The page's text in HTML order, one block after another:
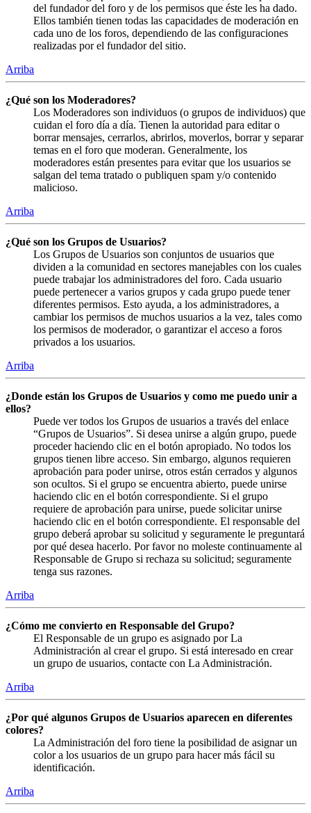
del fundador del foro y de los permisos que éste les ha dado.
Ellos también tienen todas las capacidades de moderación en
cada uno de los foros, dependiendo de las configuraciones
realizadas por el fundador del sitio.
Arriba
¿Qué son los Moderadores?
Los Moderadores son individuos (o grupos de individuos) que
cuidan el foro día a día. Tienen la autoridad para editar o
borrar mensajes, cerrarlos, abrirlos, moverlos, borrar y separar
temas en el foro que moderan. Generalmente, los
moderadores están presentes para evitar que los usuarios se
salgan del tema tratado o publiquen spam y/o contenido
malicioso.
Arriba
¿Qué son los Grupos de Usuarios?
Los Grupos de Usuarios son conjuntos de usuarios que
dividen a la comunidad en sectores manejables con los cuales
puede trabajar los administradores del foro. Cada usuario
puede pertenecer a varios grupos y cada grupo puede tener
diferentes permisos. Esto ayuda, a los administradores, a
cambiar los permisos de muchos usuarios a la vez, tales como
los permisos de moderador, o garantizar el acceso a foros
privados a los usuarios.
Arriba
¿Donde están los Grupos de Usuarios y como me puedo unir a
ellos?
Puede ver todos los Grupos de usuarios a través del enlace
“Grupos de Usuarios”. Si desea unirse a algún grupo, puede
proceder haciendo clic en el botón apropiado. No todos los
grupos tienen libre acceso. Sin embargo, algunos requieren
aprobación para poder unirse, otros están cerrados y algunos
son ocultos. Si el grupo se encuentra abierto, puede unirse
haciendo clic en el botón correspondiente. Si el grupo
requiere de aprobación para unirse, puede solicitar unirse
haciendo clic en el botón correspondiente. El responsable del
grupo deberá aprobar su solicitud y seguramente le preguntará
por qué desea hacerlo. Por favor no moleste continuamente al
Responsable de Grupo si rechaza su solicitud; seguramente
tenga sus razones.
Arriba
¿Cómo me convierto en Responsable del Grupo?
El Responsable de un grupo es asignado por La
Administración al crear el grupo. Si está interesado en crear
un grupo de usuarios, contacte con La Administración.
Arriba
¿Por qué algunos Grupos de Usuarios aparecen en diferentes
colores?
La Administración del foro tiene la posibilidad de asignar un
color a los usuarios de un grupo para hacer más fácil su
identificación.
Arriba